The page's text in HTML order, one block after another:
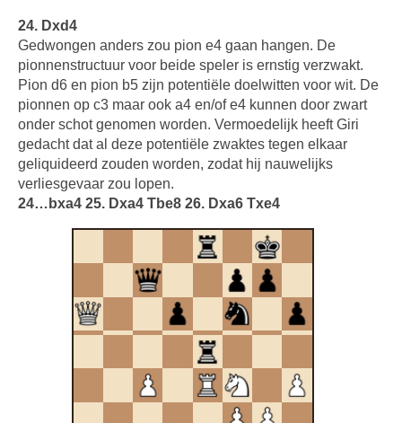
24. Dxd4
Gedwongen anders zou pion e4 gaan hangen. De
pionnenstructuur voor beide speler is ernstig verzwakt.
Pion d6 en pion b5 zijn potentiële doelwitten voor wit. De
pionnen op c3 maar ook a4 en/of e4 kunnen door zwart
onder schot genomen worden. Vermoedelijk heeft Giri
gedacht dat al deze potentiële zwaktes tegen elkaar
geliquideerd zouden worden, zodat hij nauwelijks
verliesgevaar zou lopen.
24…bxa4 25. Dxa4 Tbe8 26. Dxa6 Txe4